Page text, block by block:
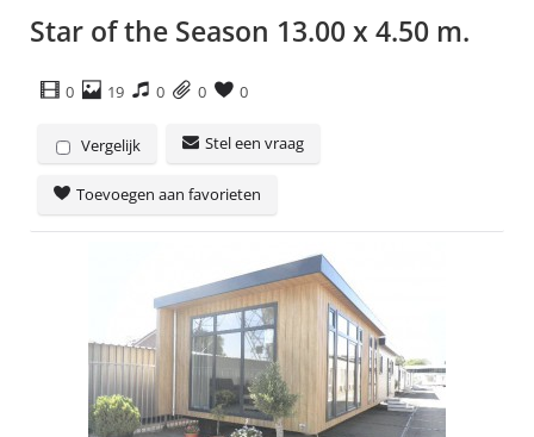
Star of the Season 13.00 x 4.50 m.
0 19 0 0 0
Vergelijk Stel een vraag
Toevoegen aan favorieten